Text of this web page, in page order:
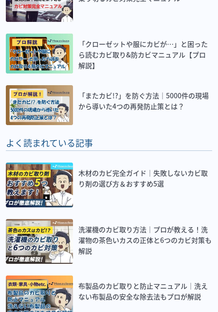
「クローゼットや服にカビが…」と困った
ら読むカビ取り&防カビマニュアル【プロ
解説】
「またカビ!?」を防ぐ方法｜5000件の現場
から導いた4つの再発防止策とは？
よく読まれている記事
木材のカビ完全ガイド｜失敗しないカビ取
り剤の選び方＆おすすめ5選
洗濯機のカビ取り方法｜プロが教える！洗
濯物の茶色いカスの正体と6つのカビ対策も
解説
布製品のカビ取りと防止マニュアル｜洗え
ない布製品の安全な除去法もプロが解説